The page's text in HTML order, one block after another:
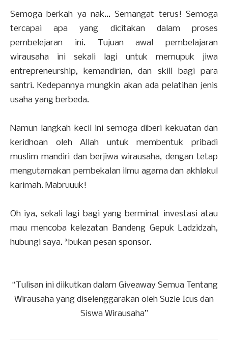
Semoga berkah ya nak... Semangat terus! Semoga
tercapai apa yang dicitakan dalam proses
pembelejaran ini. Tujuan awal pembelajaran
wirausaha ini sekali lagi untuk memupuk jiwa
entrepreneurship, kemandirian, dan skill bagi para
santri. Kedepannya mungkin akan ada pelatihan jenis
usaha yang berbeda.
Namun langkah kecil ini semoga diberi kekuatan dan
keridhoan oleh Allah untuk membentuk pribadi
muslim mandiri dan berjiwa wirausaha, dengan tetap
mengutamakan pembekalan ilmu agama dan akhlakul
karimah. Mabruuuk!
Oh iya, sekali lagi bagi yang berminat investasi atau
mau mencoba kelezatan Bandeng Gepuk Ladzidzah,
hubungi saya. *bukan pesan sponsor.
“Tulisan ini diikutkan dalam Giveaway Semua Tentang
Wirausaha yang diselenggarakan oleh Suzie Icus dan
Siswa Wirausaha”